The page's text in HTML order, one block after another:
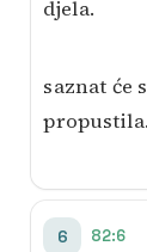
djela.
saznat će
propustila.
6 82:6